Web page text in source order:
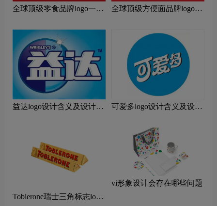
全球顶级零食品牌logo一
全球顶级方便面品牌logo一
益达logo设计含义及设计理
可爱多logo设计含义及设计
Toblerone瑞士三角标志logo
vi形象设计会存在哪些问题